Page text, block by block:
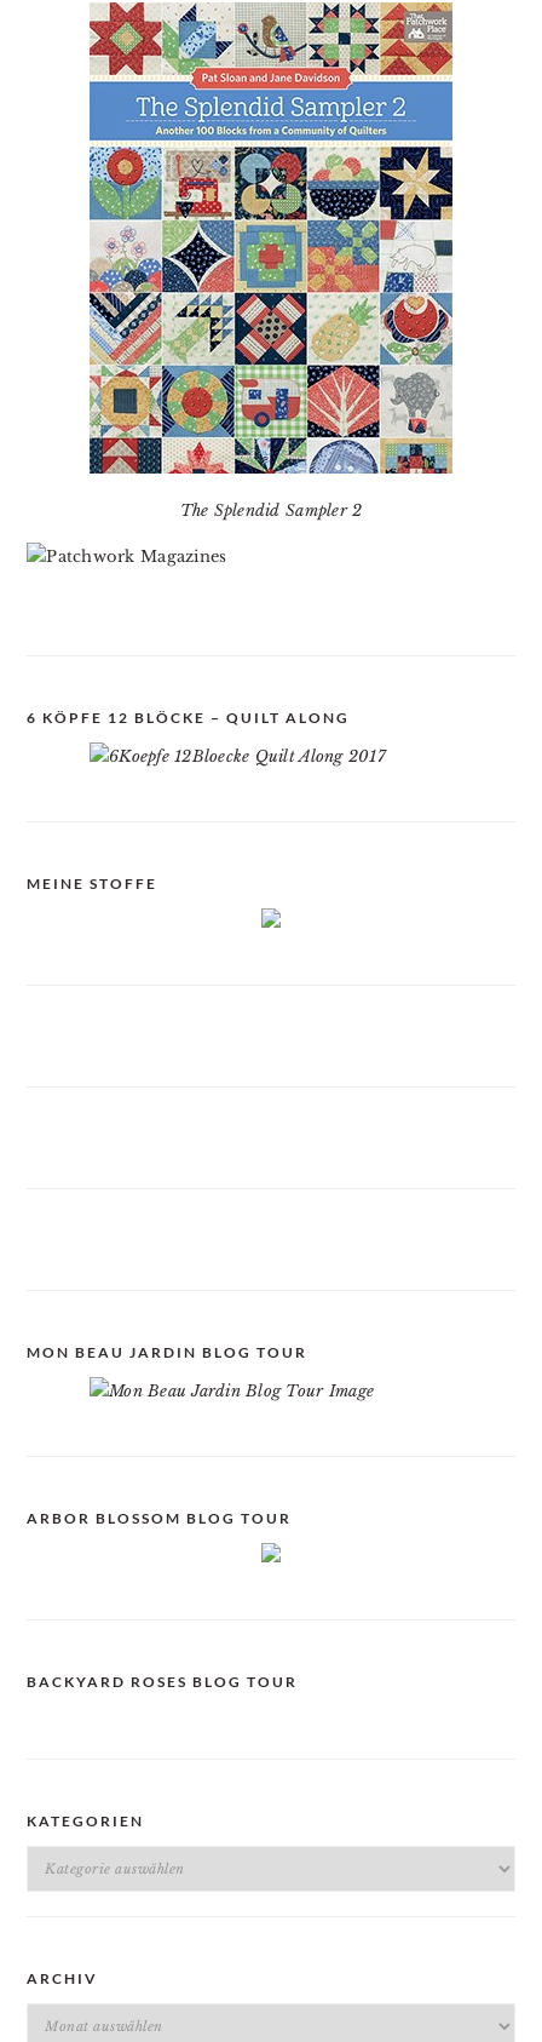
The Splendid Sampler 2
6 KÖPFE 12 BLÖCKE – QUILT ALONG
MEINE STOFFE
MON BEAU JARDIN BLOG TOUR
ARBOR BLOSSOM BLOG TOUR
BACKYARD ROSES BLOG TOUR
KATEGORIEN
Kategorien
ARCHIV
Archiv